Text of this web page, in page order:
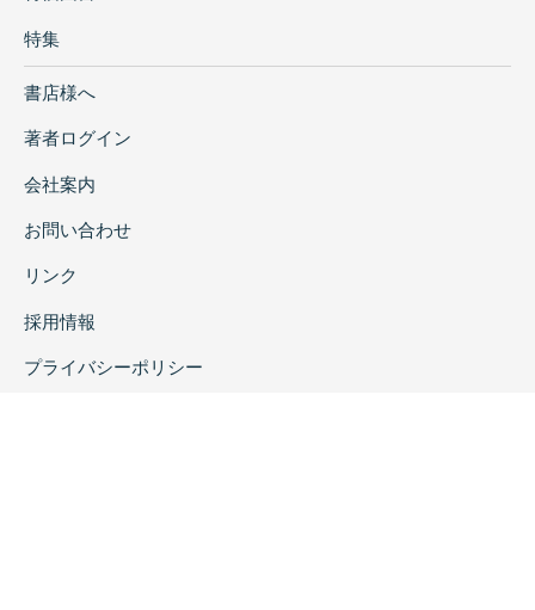
特集
書店様へ
著者ログイン
会社案内
お問い合わせ
リンク
採用情報
プライバシーポリシー